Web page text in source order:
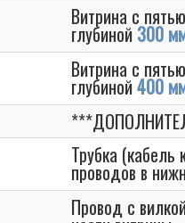
Витрина с
глубиной 300
Витрина с
глубиной400
Трубка
проводов в
Провод с